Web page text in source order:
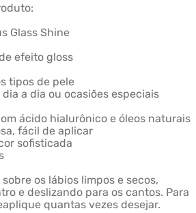
Glass Shine
efeito gloss
tipos de pele
a dia ou ocasiões especiais
ácido hialurônico e óleos naturais
fácil de aplicar
sofisticada
os lábios limpos e secos,
e deslizando para os cantos. Para
quantas vezes desejar.